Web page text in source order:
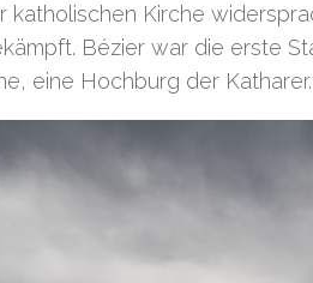
katholischen Kirche
Bézier war die erste
eine Hochburg der Katharer.